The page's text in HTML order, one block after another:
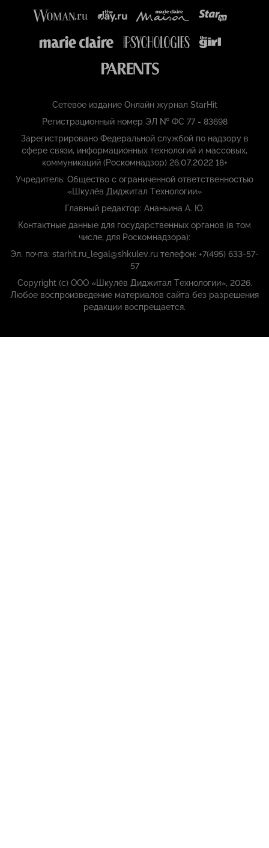
Сетевое издание Онлайн журнал StarHit
Регистрационный номер ЭЛ № ФС 77 - 83698
Зарегистрировано Федеральной службой по надзору в
сфере связи, информационных технологий и массовых,
коммуникаций (Роскомнадзор) 26.07.2022 18+
Учредитель: Общество с ограниченной ответственностью
«Шкулёв Диджитал Технологии»
Главный редактор: Ананьина А. Ю.
Контактные данные для государственных органов (в том
числе, для Роскомнадзора):
Эл. почта: starhit.ru_legal@shkulev.ru телефон: +7(495) 633-57-
57
Copyright (с) ООО «Шкулёв Диджитал Технологии», 2026.
Любое воспроизведение материалов сайта без разрешения
редакции воспрещается.